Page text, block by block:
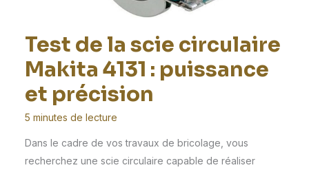
Test de la scie circulaire
Makita 4131 : puissance
et précision
5 minutes de lecture
Dans le cadre de vos travaux de bricolage, vous
recherchez une scie circulaire capable de réaliser